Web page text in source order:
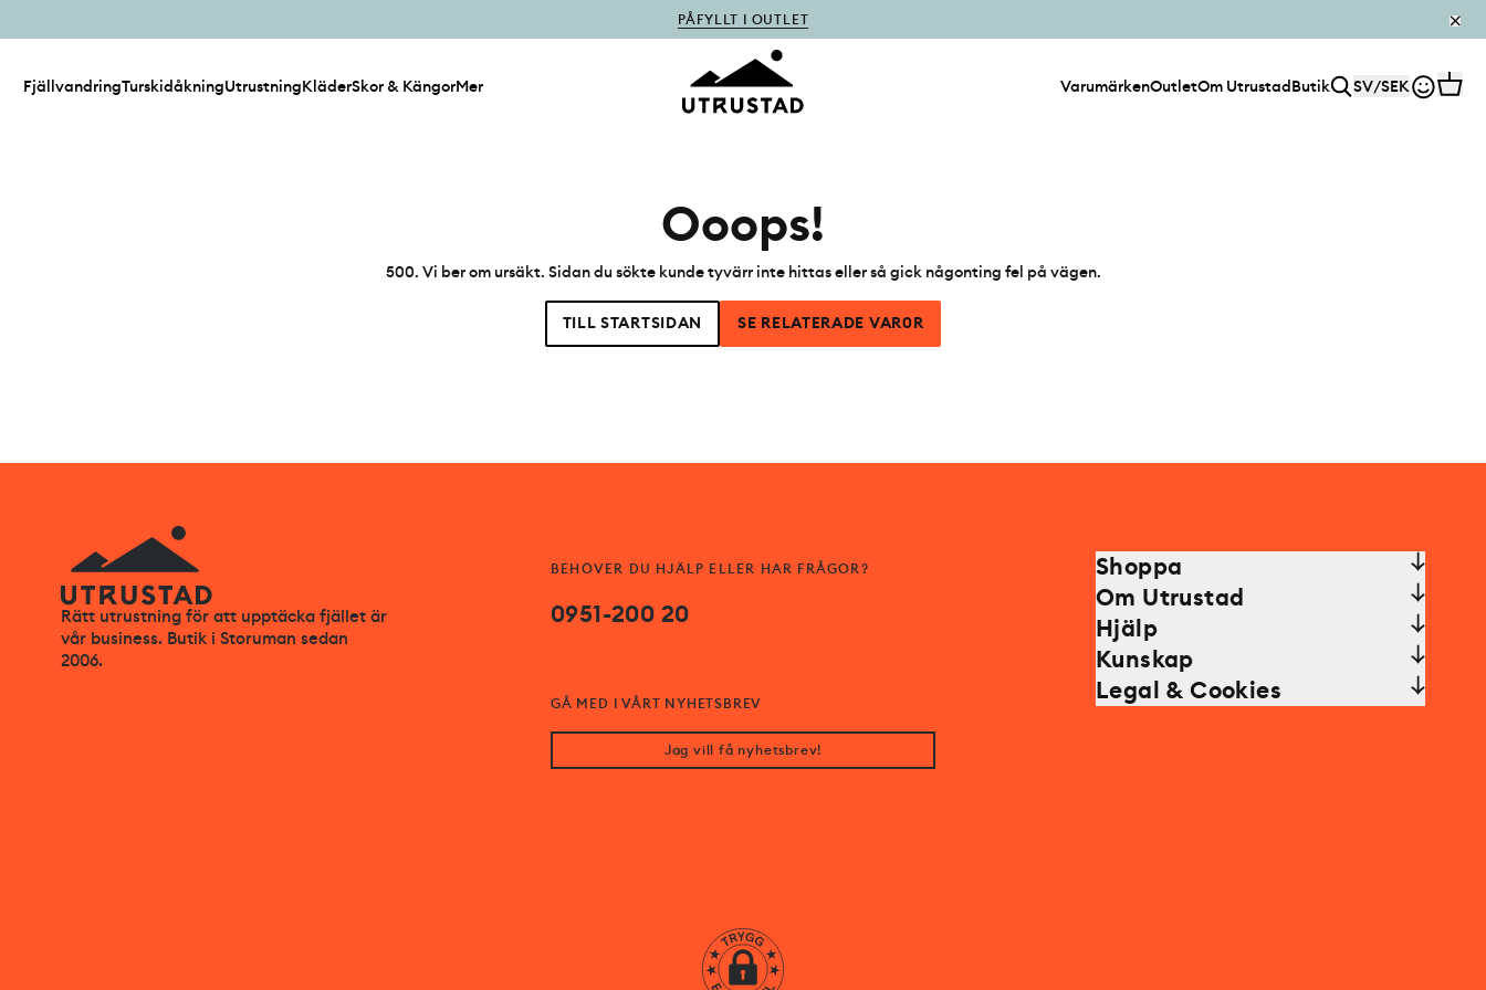
PÅFYLLT I OUTLET
FjällvandringTurskidåkningUtrustningKläderSkor & KängorMer VarumärkenOutletOm UtrustadButik SV/SEK
Ooops!
500. Vi ber om ursäkt. Sidan du sökte kunde tyvärr inte hittas eller så gick någonting fel på vägen.
TILL STARTSIDAN SE RELATERADE VAR0R
Rätt utrustning för att upptäcka fjället är
vår business. Butik i Storuman sedan
2006.
BEHÖVER DU HJÄLP ELLER HAR FRÅGOR?
0951-200 20
GÅ MED I VÅRT NYHETSBREV
Jag vill få nyhetsbrev!
Shoppa
Om Utrustad
Hjälp
Kunskap
Legal & Cookies